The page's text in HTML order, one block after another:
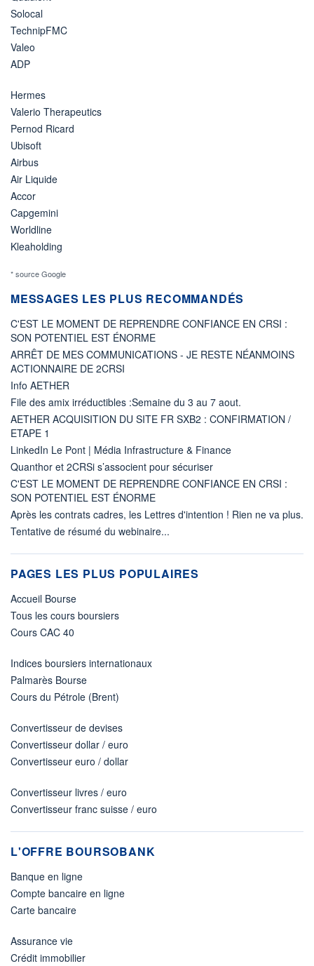
Solocal
TechnipFMC
Valeo
ADP
Hermes
Valerio Therapeutics
Pernod Ricard
Ubisoft
Airbus
Air Liquide
Accor
Capgemini
Worldline
Kleaholding
* source Google
MESSAGES LES PLUS RECOMMANDÉS
C'EST LE MOMENT DE REPRENDRE CONFIANCE EN CRSI :
SON POTENTIEL EST ÉNORME
ARRÊT DE MES COMMUNICATIONS - JE RESTE NÉANMOINS
ACTIONNAIRE DE 2CRSI
Info AETHER
File des amix irréductibles :Semaine du 3 au 7 aout.
AETHER ACQUISITION DU SITE FR SXB2 : CONFIRMATION /
ETAPE 1
LinkedIn Le Pont | Média Infrastructure & Finance
Quanthor et 2CRSi s’associent pour sécuriser
C'EST LE MOMENT DE REPRENDRE CONFIANCE EN CRSI :
SON POTENTIEL EST ÉNORME
Après les contrats cadres, les Lettres d'intention ! Rien ne va plus.
Tentative de résumé du webinaire...
PAGES LES PLUS POPULAIRES
Accueil Bourse
Tous les cours boursiers
Cours CAC 40
Indices boursiers internationaux
Palmarès Bourse
Cours du Pétrole (Brent)
Convertisseur de devises
Convertisseur dollar / euro
Convertisseur euro / dollar
Convertisseur livres / euro
Convertisseur franc suisse / euro
L'OFFRE BOURSOBANK
Banque en ligne
Compte bancaire en ligne
Carte bancaire
Assurance vie
Crédit immobilier